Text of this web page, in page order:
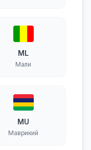
ML
Мали
MU
Маврикий